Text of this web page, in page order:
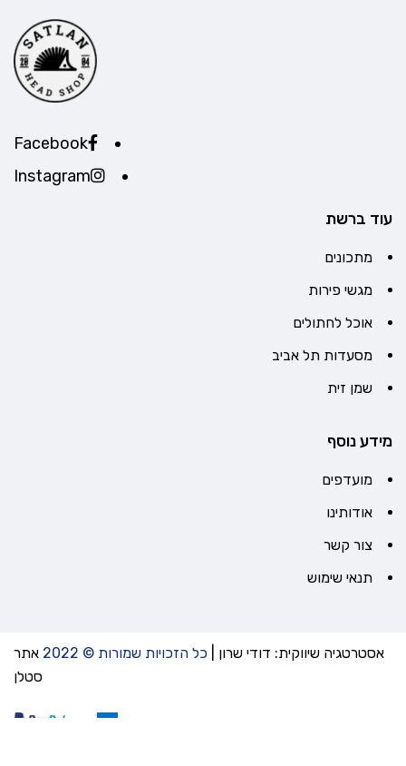
Facebook
Instagram
עוד ברשת
מתכונים
מגשי פירות
אוכל לחתולים
מסעדות תל אביב
שמן זית
מידע נוסף
מועדפים
אודותינו
צור קשר
תנאי שימוש
אסטרטגיה שיווקית: דודי שרון כל הזכויות שמורות © 2022
אתר
סטלן